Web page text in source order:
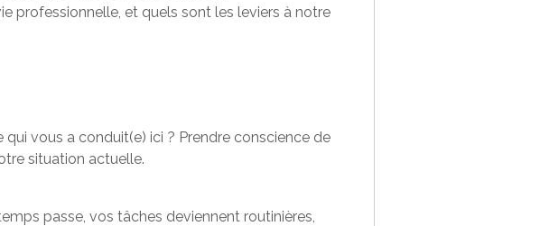
professionnelle, et quels sont les leviers à notre
vous a conduit(e) ici ? Prendre conscience de
situation actuelle.
passe, vos tâches deviennent routinières,